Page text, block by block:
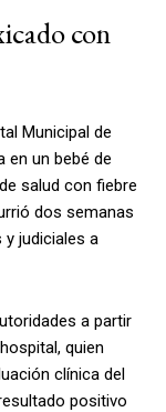
con
Municipal de
en un bebé de
salud con fiebre
dos semanas
judiciales a
a partir
quien
clínica del
positivo